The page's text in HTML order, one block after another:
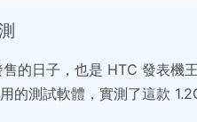
的日子，也是 HTC 發表機
的測試軟體，實測了這款